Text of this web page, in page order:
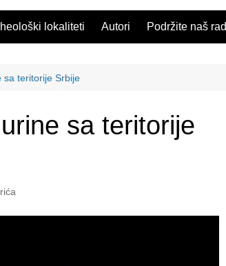
lokaliteti Autori Podržite naš rad
sa teritorije Srbije
sa teritorije